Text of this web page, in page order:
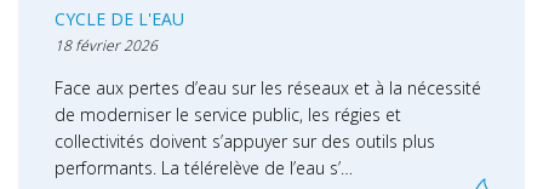
CYCLE DE L'EAU
18 février 2026
Face aux pertes d’eau sur les réseaux et à la nécessité
de moderniser le service public, les régies et
collectivités doivent s’appuyer sur des outils plus
performants. La télérelève de l’eau s’…